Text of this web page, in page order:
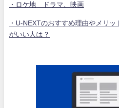
・ロケ地 ドラマ、映画
・U-NEXTのおすすめ理由やメリ
がいい人は？